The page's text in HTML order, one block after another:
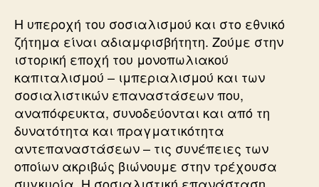
Η υπεροχή του σοσιαλισμού και στο εθνικό
ζήτημα είναι αδιαμφισβήτητη. Ζούμε στην
ιστορική εποχή του μονοπωλιακού
καπιταλισμού – ιμπεριαλισμού και των
σοσιαλιστικών επαναστάσεων που,
αναπόφευκτα, συνοδεύονται και από τη
δυνατότητα και πραγματικότητα
αντεπαναστάσεων – τις συνέπειες των
οποίων ακριβώς βιώνουμε στην τρέχουσα